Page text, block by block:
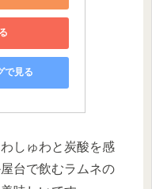
で見る
しゅわと炭酸を感
台で飲むラムネの